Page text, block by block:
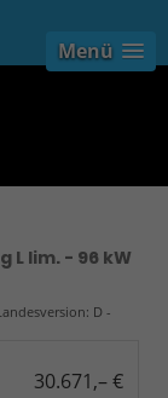
Menü
L lim. - 96 kW
D -
30.671,– €